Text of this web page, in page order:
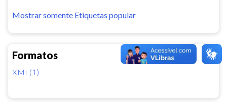
Mostrar somente Etiquetas popular
Formatos
XML(1)